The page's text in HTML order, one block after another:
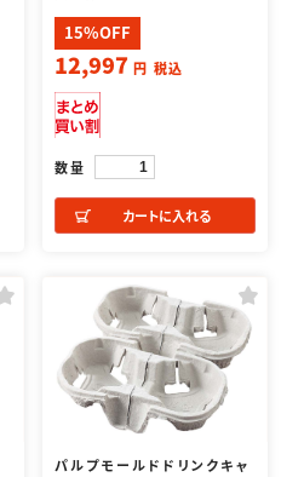
15%OFF
12,997 円 税込
数量
カートに入れる
パルプモールドドリンクキャ